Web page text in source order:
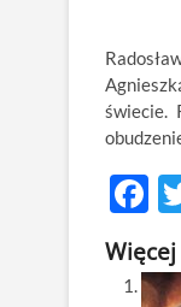
świecie.
F
e